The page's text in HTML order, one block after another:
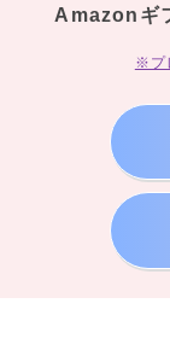
Amazonギ
※プ